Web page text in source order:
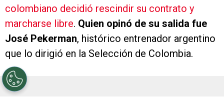
colombiano decidió rescindir su contrato y
marcharse libre. Quien opinó de su salida fue
José Pekerman, histórico entrenador argentino
que lo dirigió en la Selección de Colombia.